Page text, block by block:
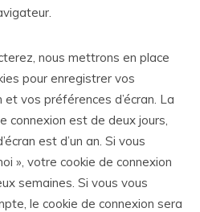
nous mettrons en place
pour enregistrer vos
vos préférences d’écran. La
connexion est de deux jours,
est d’un an. Si vous
», votre cookie de connexion
semaines. Si vous vous
le cookie de connexion sera